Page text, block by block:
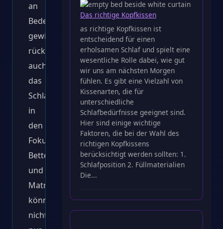
an
Bedeutung
gewinnt,
rückt
auch
das
Schlafzimmer
in
den
Fokus.
Betten
und
Matratzen
können
nicht
Das richtige Kopfkissen
as richtige Kopfkissen ist
entscheidend für einen
erholsamen Schlaf und spielt eine
wesentliche Rolle dabei, wie gut
wir uns am nächsten Morgen
fühlen. Es gibt eine Vielzahl von
Kissenarten, die für
unterschiedliche
Schlafbedürfnisse geeignet sind.
Hier sind einige wichtige
Faktoren, die bei der Wahl des
richtigen Kopfkissens
berücksichtigt werden sollten: 1.
Schlafposition 2. Füllmaterialien
Die...